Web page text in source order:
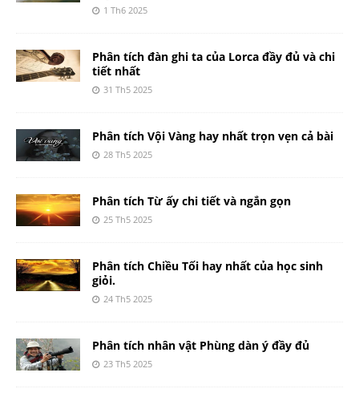
1 Th6 2025
Phân tích đàn ghi ta của Lorca đầy đủ và chi
tiết nhất
31 Th5 2025
Phân tích Vội Vàng hay nhất trọn vẹn cả bài
28 Th5 2025
Phân tích Từ ấy chi tiết và ngắn gọn
25 Th5 2025
Phân tích Chiều Tối hay nhất của học sinh
giỏi.
24 Th5 2025
Phân tích nhân vật Phùng dàn ý đầy đủ
23 Th5 2025